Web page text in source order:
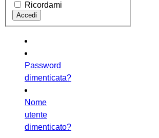
Ricordami
Password
dimenticata?
Nome
utente
dimenticato?